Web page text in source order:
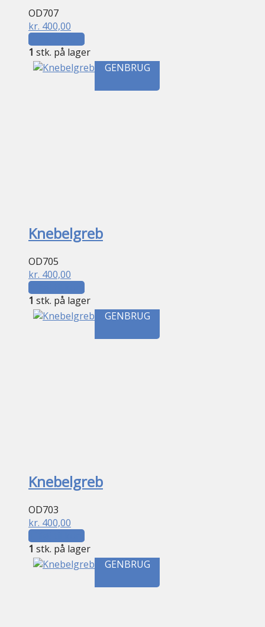
OD707
kr. 400,00
Tilføj til kurv
1 stk. på lager
GENBRUG
Knebelgreb
OD705
kr. 400,00
Tilføj til kurv
1 stk. på lager
GENBRUG
Knebelgreb
OD703
kr. 400,00
Tilføj til kurv
1 stk. på lager
GENBRUG